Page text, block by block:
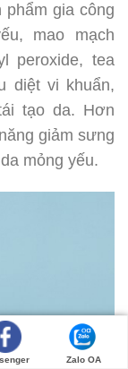
phẩm gia công
mao mạch
peroxide, tea
diệt vi khuẩn,
tạo da. Hơn
giảm sưng
mỏng yếu.
Zalo OA